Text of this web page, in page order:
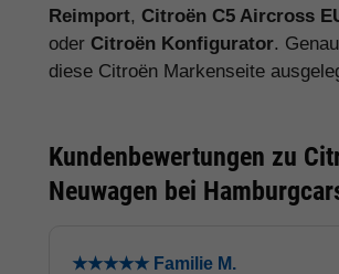
Reimport, Citroën C5 Aircross
oder Citroën Konfigurator.
diese Citroën Markenseite
Kundenbewertungen zu
Neuwagen bei
★★★★★ Familie M.